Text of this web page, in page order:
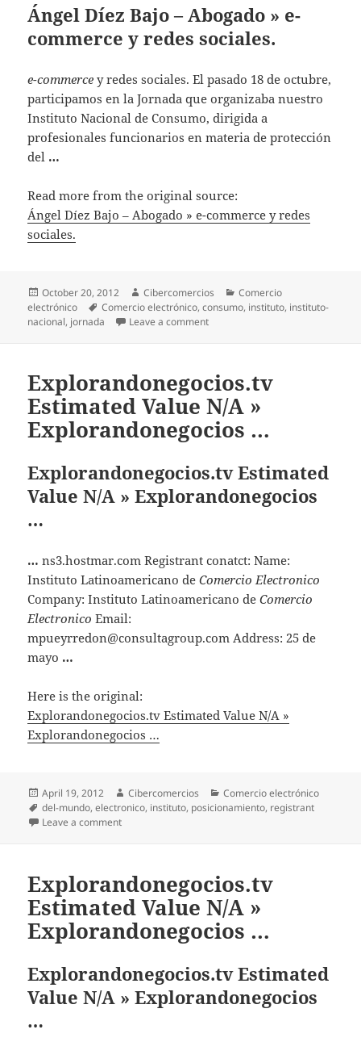
Ángel Díez Bajo – Abogado » e-
commerce y redes sociales.
e-commerce y redes sociales. El pasado 18 de octubre,
participamos en la Jornada que organizaba nuestro
Instituto Nacional de Consumo, dirigida a
profesionales funcionarios en materia de protección
del …
Read more from the original source:
Ángel Díez Bajo – Abogado » e-commerce y redes
sociales.
Posted
on
October 20, 2012 Author
Cibercomercios Categories
Comercio
electrónico
Tags
Comercio electrónico,consumo, instituto, instituto-
nacional, jornada Leave a comment
Explorandonegocios.tv
Estimated Value N/A »
Explorandonegocios …
Explorandonegocios.tv Estimated
Value N/A » Explorandonegocios
…
… ns3.hostmar.com Registrant conatct: Name:
Instituto Latinoamericano deComercio Electronico
Company: Instituto Latinoamericano deComercio
Electronico Email:
mpueyrredon@consultagroup.com Address: 25 de
mayo …
Here is the original:
Explorandonegocios.tv Estimated Value N/A »
Explorandonegocios …
Posted
on
April 19, 2012 Author
Cibercomercios Categories
Comercio electrónico
Tags
del-mundo,electronico, instituto, posicionamiento, registrant
Leave a comment
Explorandonegocios.tv
Estimated Value N/A »
Explorandonegocios …
Explorandonegocios.tv Estimated
Value N/A » Explorandonegocios
…